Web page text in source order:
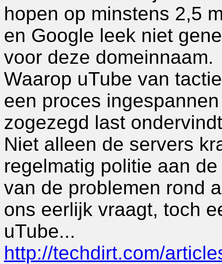
hopen op minstens 2,5
en Google leek niet
voor deze domeinnaam.
Waarop uTube van
een proces
zogezegd last
Niet alleen de servers
regelmatig politie aan
van de problemen rond
ons eerlijk vraagt, toch
uTube...
http://techdirt.com/